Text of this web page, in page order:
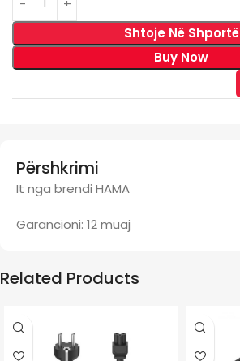
Shtoje Në Shportë
Buy Now
Përshkrimi
It nga brendi HAMA
Garancioni: 12 muaj
Related Products